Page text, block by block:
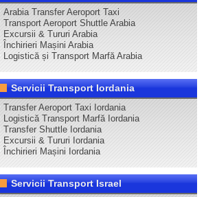
Arabia Transfer Aeroport Taxi
Transport Aeroport Shuttle Arabia
Excursii & Tururi Arabia
Închirieri Mașini Arabia
Logistică și Transport Marfă Arabia
Servicii Transport Iordania
Transfer Aeroport Taxi Iordania
Logistică Transport Marfă Iordania
Transfer Shuttle Iordania
Excursii & Tururi Iordania
Închirieri Mașini Iordania
Servicii Transport Israel